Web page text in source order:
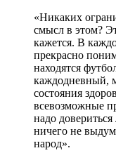
«Никаких
смысл в этом?
кажется. В
прекрасно
находятся
каждодневный,
состояния
всевозможные
надо
ничего не
народ».